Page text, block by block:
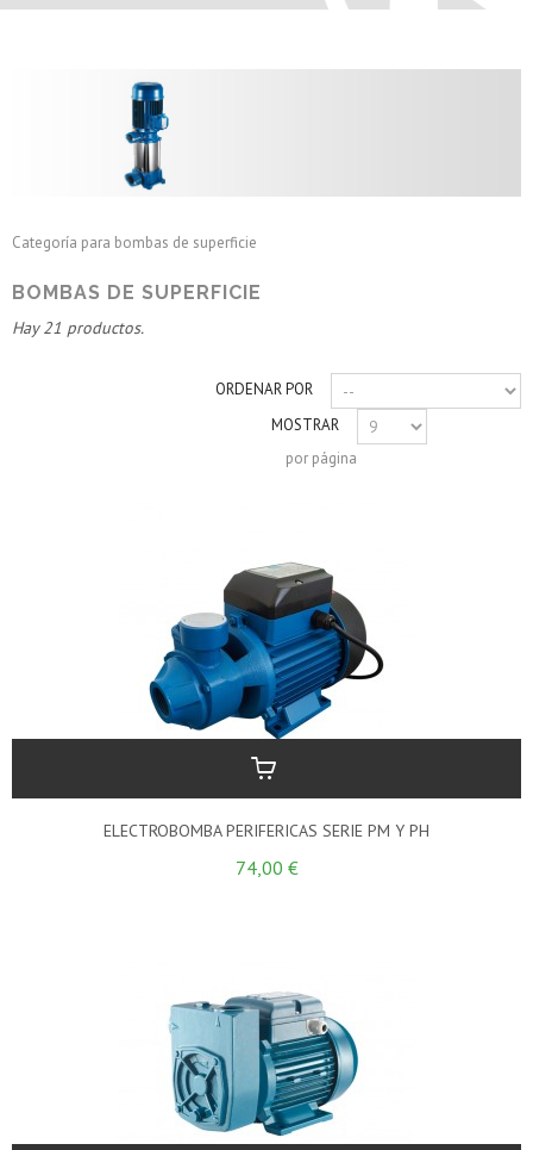
Categoría para bombas de superficie
BOMBAS DE SUPERFICIE
Hay 21 productos.
ORDENAR POR
MOSTRAR
por página
ELECTROBOMBA PERIFERICAS SERIE PM Y PH
74,00 €